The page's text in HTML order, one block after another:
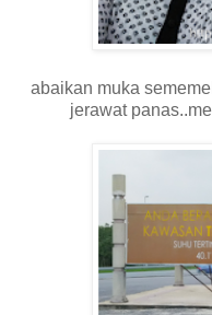
abaikan muka
jerawat